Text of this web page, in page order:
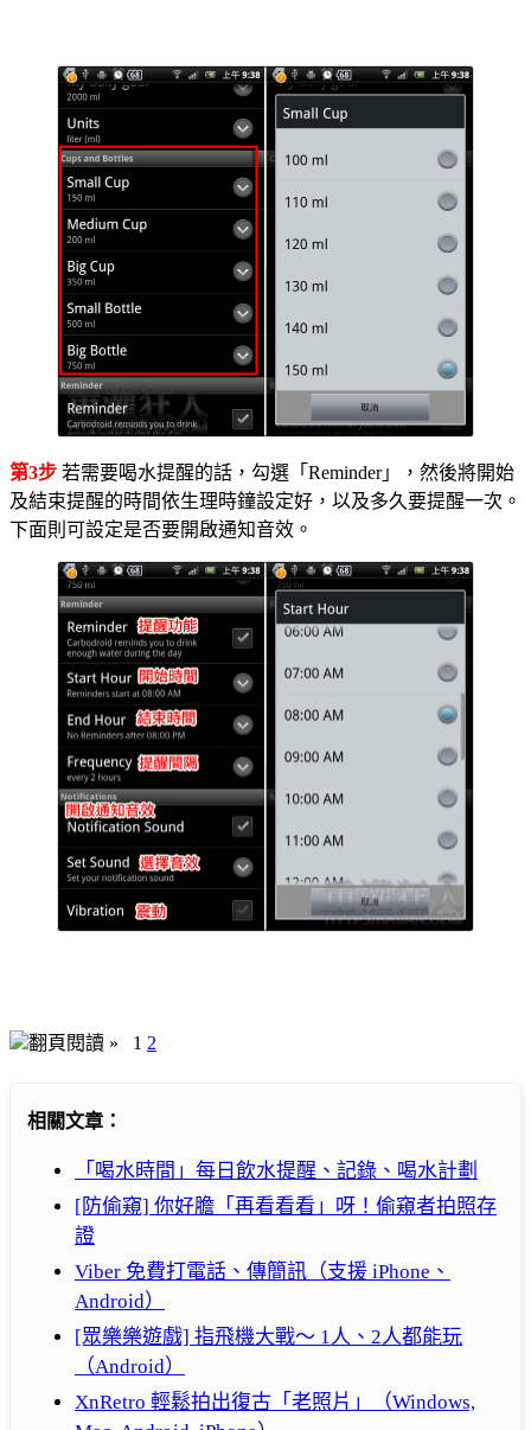
第3步 若需要喝水提醒的話，勾選「Reminder」，然後將開始
及結束提醒的時間依生理時鐘設定好，以及多久要提醒一次。
下面則可設定是否要開啟通知音效。
翻頁閱讀 » 1 2
相關文章：
「喝水時間」每日飲水提醒、記錄、喝水計劃
[防偷窺] 你好膽「再看看看」呀！偷窺者拍照存
證
Viber 免費打電話、傳簡訊（支援 iPhone、
Android）
[眾樂樂遊戲] 指飛機大戰～ 1人、2人都能玩
（Android）
XnRetro 輕鬆拍出復古「老照片」（Windows,